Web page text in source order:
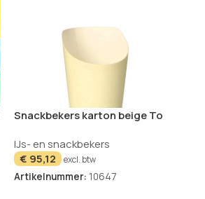
Snackbekers karton beige To
IJs- en snackbekers
€ 95,12 excl. btw
Artikelnummer: 10647